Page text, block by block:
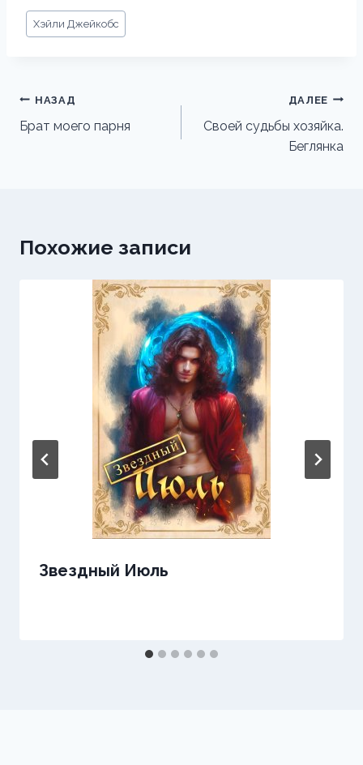
Метки
записи:
Хэйли Джейкобс
Навигация
по
НАЗАД
Брат моего парня
ДАЛЕЕ
Своей судьбы хозяйка.
Беглянка
Похожие записи
Звездный Июль